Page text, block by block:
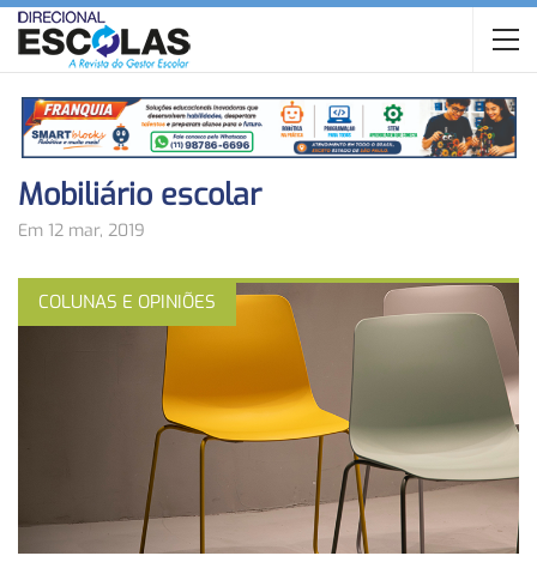
Mobiliário escolar
Em 12 mar, 2019
COLUNAS E OPINIÕES